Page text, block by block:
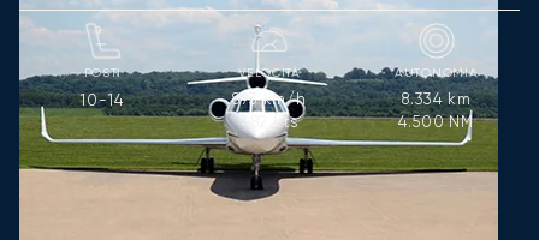
POSTI
10-14
VELOCITÀ
893km/h
482
kts
AUTONOMIA
8.334km
4.500NM